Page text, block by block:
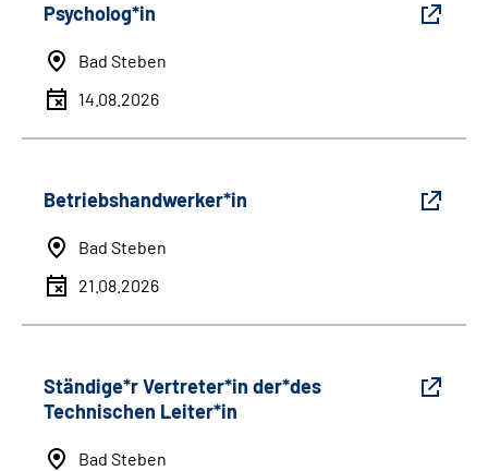
Psycholog*in
Bad Steben
14.08.2026
Betriebshandwerker*in
Bad Steben
21.08.2026
Ständige*r Vertreter*in der*des
Technischen Leiter*in
Bad Steben